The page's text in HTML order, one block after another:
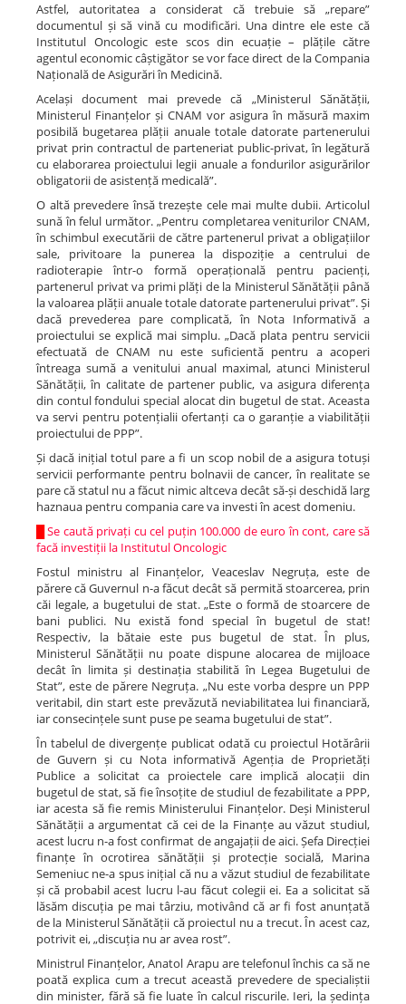
Astfel, autoritatea a considerat că trebuie să „repare”
documentul și să vină cu modificări. Una dintre ele este că
Institutul Oncologic este scos din ecuație – plățile către
agentul economic câștigător se vor face direct de la Compania
Națională de Asigurări în Medicină.
Același document mai prevede că „Ministerul Sănătății,
Ministerul Finanțelor și CNAM vor asigura în măsură maxim
posibilă bugetarea plății anuale totale datorate partenerului
privat prin contractul de parteneriat public-privat, în legătură
cu elaborarea proiectului legii anuale a fondurilor asigurărilor
obligatorii de asistență medicală”.
O altă prevedere însă trezește cele mai multe dubii. Articolul
sună în felul următor. „Pentru completarea veniturilor CNAM,
în schimbul executării de către partenerul privat a obligațiilor
sale, privitoare la punerea la dispoziție a centrului de
radioterapie într-o formă operațională pentru pacienți,
partenerul privat va primi plăți de la Ministerul Sănătății până
la valoarea plății anuale totale datorate partenerului privat”. Și
dacă prevederea pare complicată, în Nota Informativă a
proiectului se explică mai simplu. „Dacă plata pentru servicii
efectuată de CNAM nu este suficientă pentru a acoperi
întreaga sumă a venitului anual maximal, atunci Ministerul
Sănătății, în calitate de partener public, va asigura diferența
din contul fondului special alocat din bugetul de stat. Aceasta
va servi pentru potențialii ofertanți ca o garanție a viabilității
proiectului de PPP”.
Și dacă inițial totul pare a fi un scop nobil de a asigura totuși
servicii performante pentru bolnavii de cancer, în realitate se
pare că statul nu a făcut nimic altceva decât să-și deschidă larg
haznaua pentru compania care va investi în acest domeniu.
Se caută privați cu cel puțin 100.000 de euro în cont, care să
facă investiții la Institutul Oncologic
Fostul ministru al Finanțelor, Veaceslav Negruța, este de
părere că Guvernul n-a făcut decât să permită stoarcerea, prin
căi legale, a bugetului de stat. „Este o formă de stoarcere de
bani publici. Nu există fond special în bugetul de stat!
Respectiv, la bătaie este pus bugetul de stat. În plus,
Ministerul Sănătății nu poate dispune alocarea de mijloace
decât în limita și destinația stabilită în Legea Bugetului de
Stat”, este de părere Negruța. „Nu este vorba despre un PPP
veritabil, din start este prevăzută neviabilitatea lui financiară,
iar consecințele sunt puse pe seama bugetului de stat”.
În tabelul de divergențe publicat odată cu proiectul Hotărârii
de Guvern și cu Nota informativă Agenția de Proprietăți
Publice a solicitat ca proiectele care implică alocații din
bugetul de stat, să fie însoțite de studiul de fezabilitate a PPP,
iar acesta să fie remis Ministerului Finanțelor. Deși Ministerul
Sănătății a argumentat că cei de la Finanțe au văzut studiul,
acest lucru n-a fost confirmat de angajații de aici. Șefa Direcției
finanțe în ocrotirea sănătății și protecție socială, Marina
Semeniuc ne-a spus inițial că nu a văzut studiul de fezabilitate
și că probabil acest lucru l-au făcut colegii ei. Ea a solicitat să
lăsăm discuția pe mai târziu, motivând că ar fi fost anunțată
de la Ministerul Sănătății că proiectul nu a trecut. În acest caz,
potrivit ei, „discuția nu ar avea rost”.
Ministrul Finanțelor, Anatol Arapu are telefonul închis ca să ne
poată explica cum a trecut această prevedere de specialiștii
din minister, fără să fie luate în calcul riscurile. Ieri, la ședința